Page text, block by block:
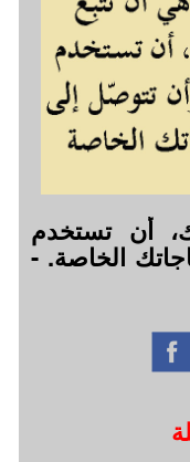
أن تستخدم
الخاصة. -